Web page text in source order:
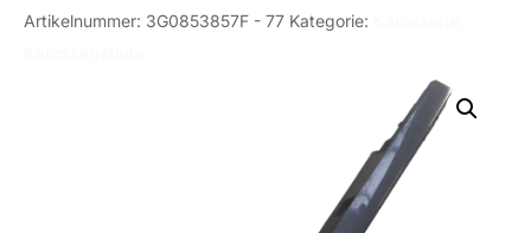
Artikelnummer: 3G0853857F - 77 Kategorie: